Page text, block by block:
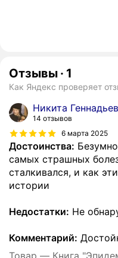
Отзывы · 1
Как Яндекс проверяет
Никита
14 отзывов
6 марта 2025
Достоинства:
самых страшных
сталкивался, и как
истории
Недостатки: Не
Комментарий: